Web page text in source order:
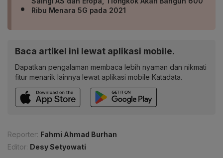
Ribu Menara 5G pada 2021
Baca artikel ini lewat aplikasi mobile.
Dapatkan pengalaman membaca lebih nyaman dan nikmati
fitur menarik lainnya lewat aplikasi mobile Katadata.
Reporter: Fahmi Ahmad Burhan
Editor: Desy Setyowati